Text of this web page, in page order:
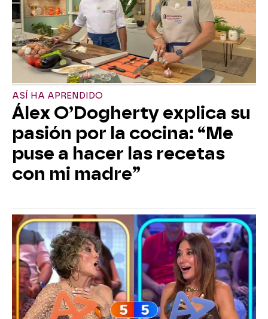
ASÍ HA APRENDIDO
Álex O’Dogherty explica su
pasión por la cocina: “Me
puse a hacer las recetas
con mi madre”